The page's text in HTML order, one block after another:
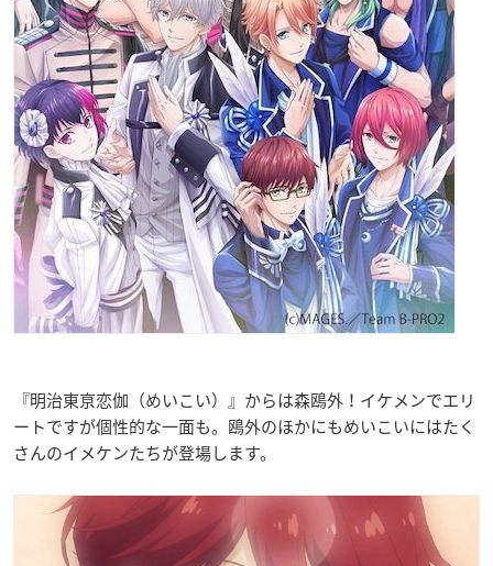
『明治東亰恋伽（めいこい）』からは森鴎外！イケメンでエリ
ートですが個性的な一面も。鴎外のほかにもめいこいにはたく
さんのイメケンたちが登場します。